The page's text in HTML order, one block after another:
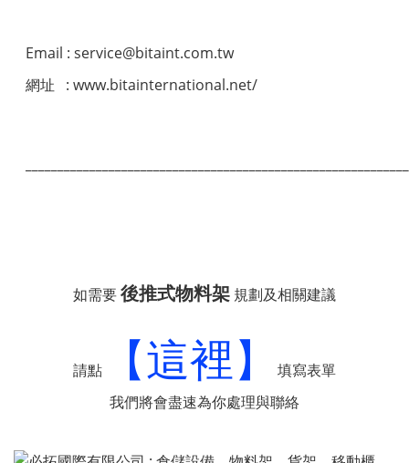
Email : service@bitaint.com.tw
網址 : www.bitainternational.net/
如需要後推式物料架 規劃及相關建議
請點 【這裡】
填寫表單
我們將會盡速為你處理與聯絡